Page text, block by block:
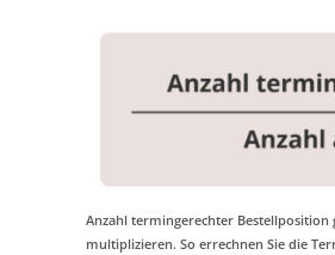
Anzahl termingerechter Bestellposition
multiplizieren. So errechnen Sie die